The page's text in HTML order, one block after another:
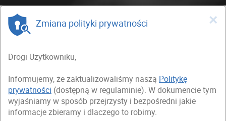
×
Zmiana polityki prywatności
Drogi Użytkowniku,
Informujemy, że zaktualizowaliśmy naszą Politykę
prywatności (dostępną w regulaminie). W dokumencie tym
wyjaśniamy w sposób przejrzysty i bezpośredni jakie
informacje zbieramy i dlaczego to robimy.